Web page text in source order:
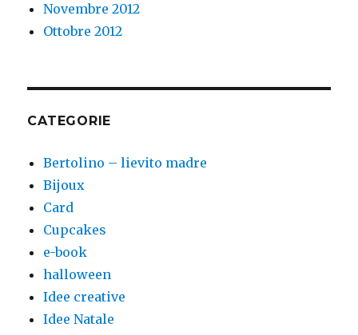
Novembre 2012
Ottobre 2012
CATEGORIE
Bertolino – lievito madre
Bijoux
Card
Cupcakes
e-book
halloween
Idee creative
Idee Natale